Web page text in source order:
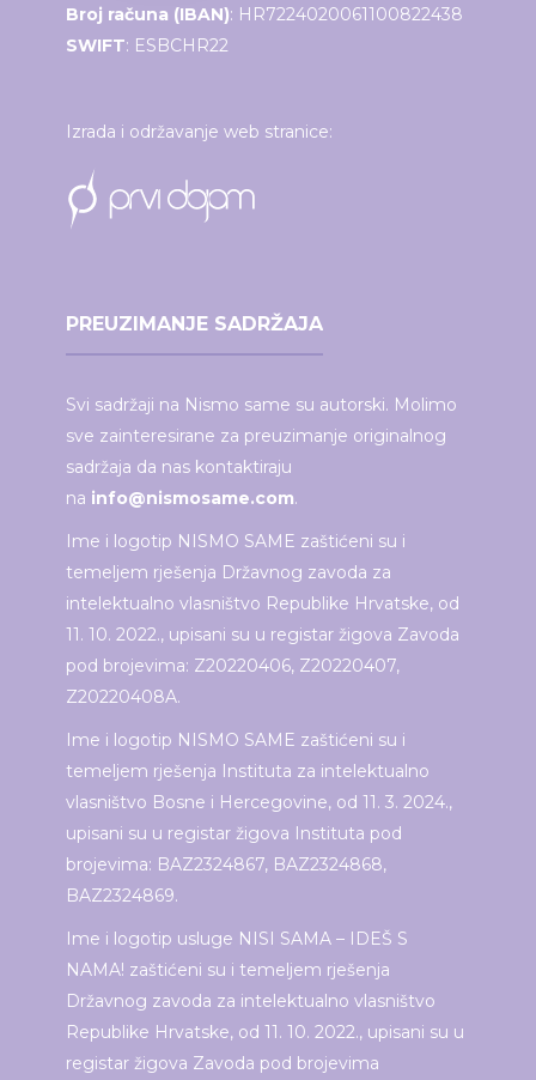
Broj računa (IBAN): HR7224020061100822438
SWIFT: ESBCHR22
Izrada i održavanje web stranice:
PREUZIMANJE SADRŽAJA
Svi sadržaji na Nismo same su autorski. Molimo
sve zainteresirane za preuzimanje originalnog
sadržaja da nas kontaktiraju
na info@nismosame.com.
Ime i logotip NISMO SAME zaštićeni su i
temeljem rješenja Državnog zavoda za
intelektualno vlasništvo Republike Hrvatske, od
11. 10. 2022., upisani su u registar žigova Zavoda
pod brojevima: Z20220406, Z20220407,
Z20220408A.
Ime i logotip NISMO SAME zaštićeni su i
temeljem rješenja Instituta za intelektualno
vlasništvo Bosne i Hercegovine, od 11. 3. 2024.,
upisani su u registar žigova Instituta pod
brojevima: BAZ2324867, BAZ2324868,
BAZ2324869.
Ime i logotip usluge NISI SAMA – IDEŠ S
NAMA! zaštićeni su i temeljem rješenja
Državnog zavoda za intelektualno vlasništvo
Republike Hrvatske, od 11. 10. 2022., upisani su u
registar žigova Zavoda pod brojevima